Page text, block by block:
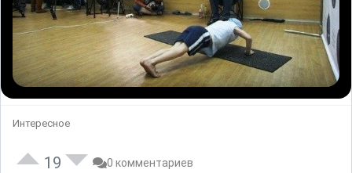
Интересное
19 0 комментариев